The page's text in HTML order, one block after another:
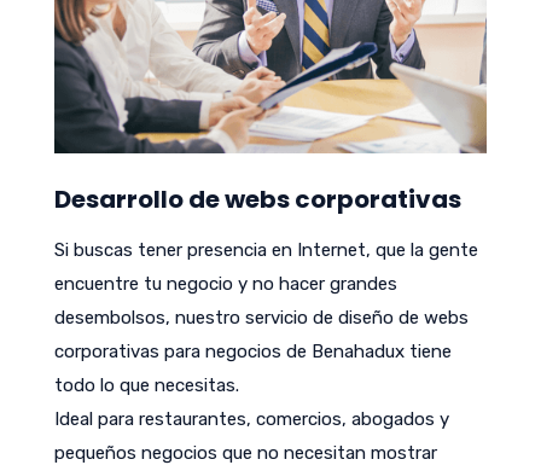
Desarrollo de webs corporativas
Si buscas tener presencia en Internet, que la gente
encuentre tu negocio y no hacer grandes
desembolsos, nuestro servicio de diseño de webs
corporativas para negocios de Benahadux tiene
todo lo que necesitas.
Ideal para restaurantes, comercios, abogados y
pequeños negocios que no necesitan mostrar